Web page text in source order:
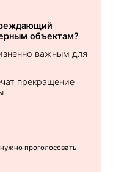
объектам?
важным для
прекращение
проголосовать